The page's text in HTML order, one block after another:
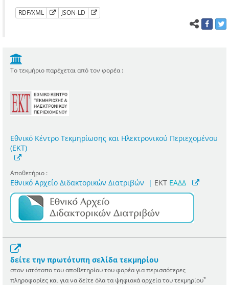
RDF/XML JSON-LD
Το τεκμήριο παρέχεται από τον φορέα :
Εθνικό Κέντρο Τεκμηρίωσης και Ηλεκτρονικού Περιεχομένου
(ΕΚΤ)
Αποθετήριο :
Εθνικό Αρχείο Διδακτορικών Διατριβών | ΕΚΤ ΕΑΔΔ
δείτε την πρωτότυπη σελίδα τεκμηρίου
στον ιστότοπο του αποθετηρίου του φορέα για περισσότερες
πληροφορίες και για να δείτε όλα τα ψηφιακά αρχεία του τεκμηρίου*